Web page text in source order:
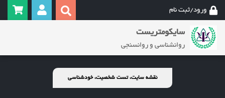
ورود/ثبت نام
سایکومتریست
روانشناسی و روانسنجی
نقشه سایت، تست شخصیت، خودشناسی